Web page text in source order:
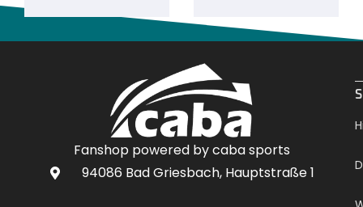
Fanshop powered by caba sports
94086 Bad Griesbach, Hauptstraße 1